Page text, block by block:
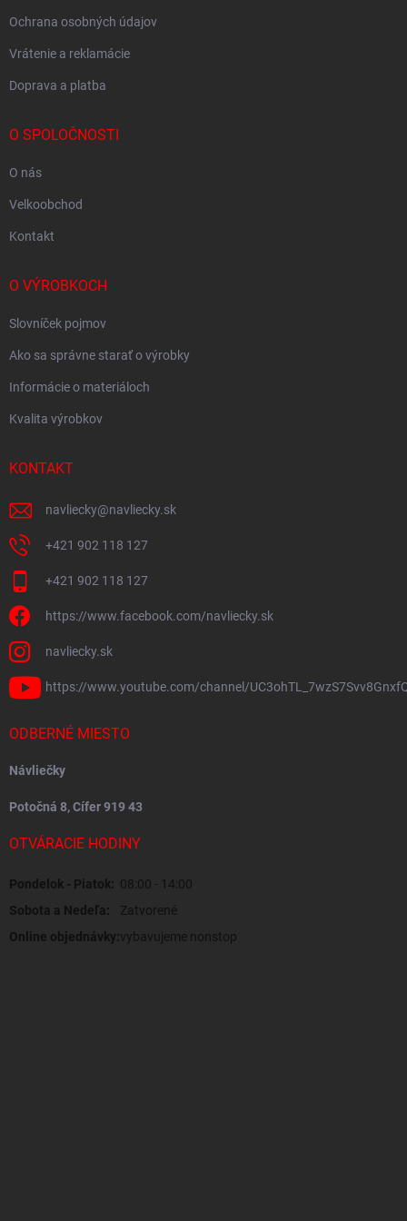
Ochrana osobných údajov
Vrátenie a reklamácie
Doprava a platba
O SPOLOČNOSTI
O nás
Velkoobchod
Kontakt
O VÝROBKOCH
Slovníček pojmov
Ako sa správne starať o výrobky
Informácie o materiáloch
Kvalita výrobkov
KONTAKT
navliecky@navliecky.sk
+421 902 118 127
+421 902 118 127
https://www.facebook.com/navliecky.sk
navliecky.sk
https://www.youtube.com/channel/
ODBERNÉ MIESTO
Návliečky
Potočná 8, Cífer 919 43
OTVÁRACIE HODINY
Pondelok - Piatok: 08:00 - 14:00
Sobota a Nedeľa:
Zatvorené
Online objednávky:vybavujeme nonstop